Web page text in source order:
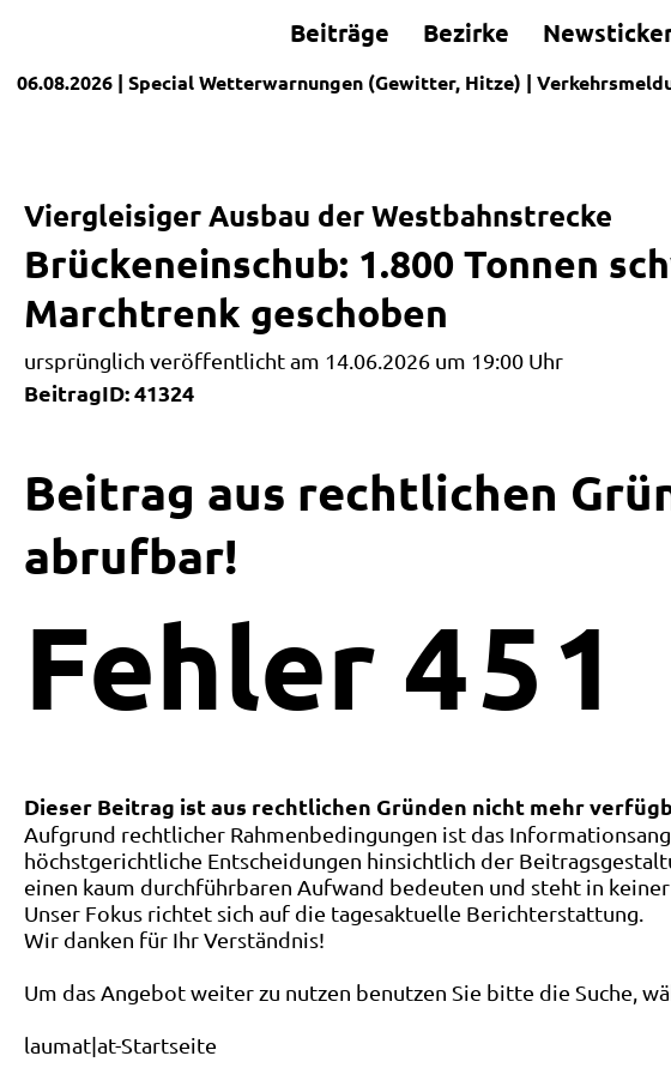
Beiträge Bezirke
06.08.2026 | SpecialWetterwarnungen (Gewitter, Hitze) |
Viergleisiger Ausbau der Westbahnstrecke
Brückeneinschub: 1.800 Tonnen
Marchtrenk geschoben
ursprünglich veröffentlicht am 14.06.2026 um 19:00 Uhr
BeitragID: 41324
Beitrag aus rechtlichen
abrufbar!
Fehler 4 5 1
Dieser Beitrag ist aus rechtlichen Gründen nicht mehr
Aufgrund rechtlicher Rahmenbedingungen ist das
höchstgerichtliche Entscheidungen hinsichtlich der
einen kaum durchführbaren Aufwand bedeuten und steht in
Unser Fokus richtet sich auf die tagesaktuelle Berichterstattung.
Wir danken für Ihr Verständnis!
Um das Angebot weiter zu nutzen benutzen Sie bitte die Suche,
laumat|at-Startseite